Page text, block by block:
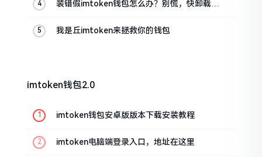
装错假imtoken钱包怎么办？别慌，快卸载，
我是丘imtoken来拯救你的钱包
imtoken钱包2.0
imtoken钱包安卓版版本下载安装教程
imtoken电脑端登录入口，地址在这里